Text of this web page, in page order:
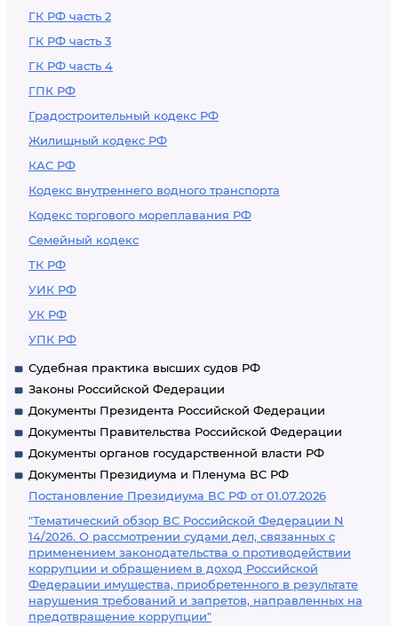
ГК РФ часть 2
ГК РФ часть 3
ГК РФ часть 4
ГПК РФ
Градостроительный кодекс РФ
Жилищный кодекс РФ
КАС РФ
Кодекс внутреннего водного транспорта
Кодекс торгового мореплавания РФ
Семейный кодекс
ТК РФ
УИК РФ
УК РФ
УПК РФ
Судебная практика высших судов РФ
Законы Российской Федерации
Документы Президента Российской Федерации
Документы Правительства Российской Федерации
Документы органов государственной власти РФ
Документы Президиума и Пленума ВС РФ
Постановление Президиума ВС РФ от 01.07.2026
"Тематический обзор ВС Российской Федерации N
14/2026. О рассмотрении судами дел, связанных с
применением законодательства о противодействии
коррупции и обращением в доход Российской
Федерации имущества, приобретенного в результате
нарушения требований и запретов, направленных на
предотвращение коррупции"